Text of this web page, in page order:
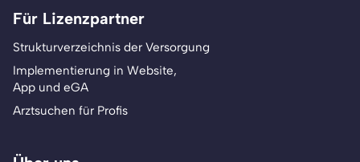
Für Lizenzpartner
Strukturverzeichnis der Versorgung
Implementierung in Website,
App und eGA
Arztsuchen für Profis